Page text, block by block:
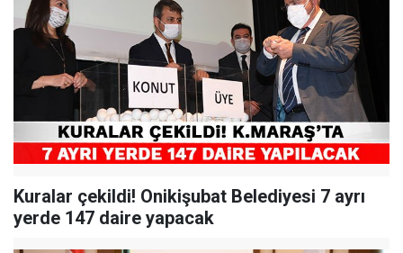
Kuralar çekildi! Onikişubat Belediyesi 7 ayrı
yerde 147 daire yapacak